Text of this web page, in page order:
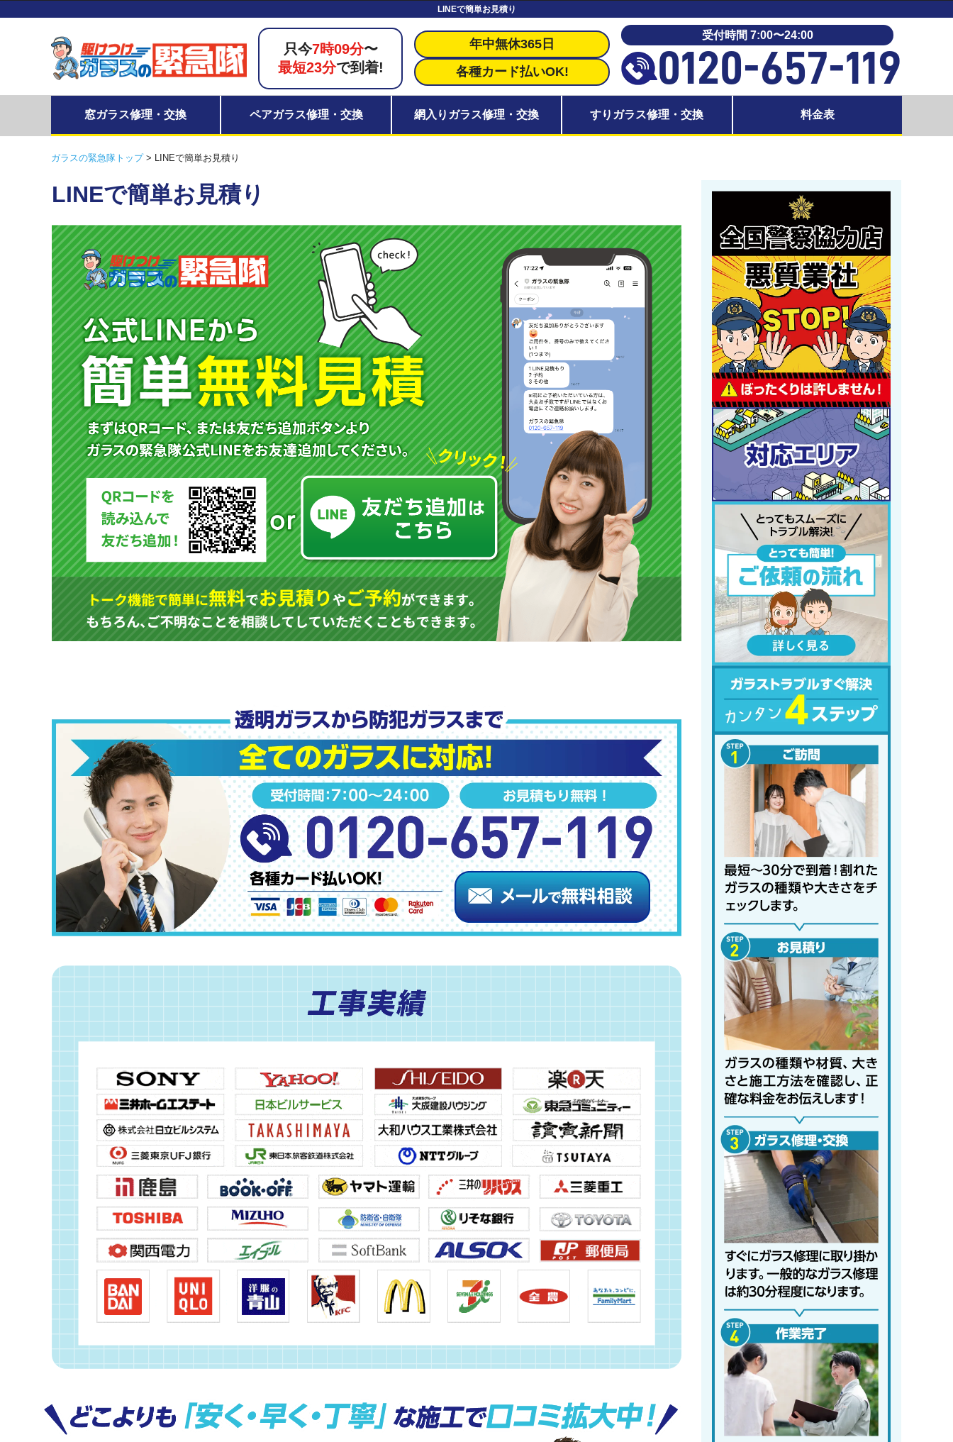
LINEで簡単お見積り
只今7時09分〜
最短23分で到着!
年中無休365日
各種カード払いOK!
受付時間 7:00〜24:00
0120-657-119
窓ガラス修理・交換 ペアガラス修理・交換 網入りガラス修理・交換 すりガラス修理・交換 料金表
ガラスの緊急隊トップ> LINEで簡単お見積り
LINEで簡単お見積り